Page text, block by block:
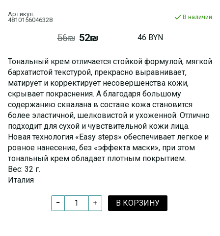
Артикул:
4810156046328
В наличии
56₪ 52₪ 46 BYN
Тональный крем отличается стойкой формулой, мягкой
бархатистой текстурой, прекрасно выравнивает,
матирует и корректирует несовершенства кожи,
скрывает покраснения. А благодаря большому
содержанию сквалана в составе кожа становится
более эластичной, шелковистой и ухоженной. Отлично
подходит для сухой и чувствительной кожи лица.
Новая технология «Easy steps» обеспечивает легкое и
ровное нанесение, без «эффекта маски», при этом
тональный крем обладает плотным покрытием.
Вес: 32 г.
Италия
В КОРЗИНУ